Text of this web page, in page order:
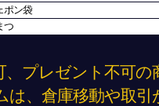
ポン袋
つ
プレゼント不可の
、倉庫移動や取引